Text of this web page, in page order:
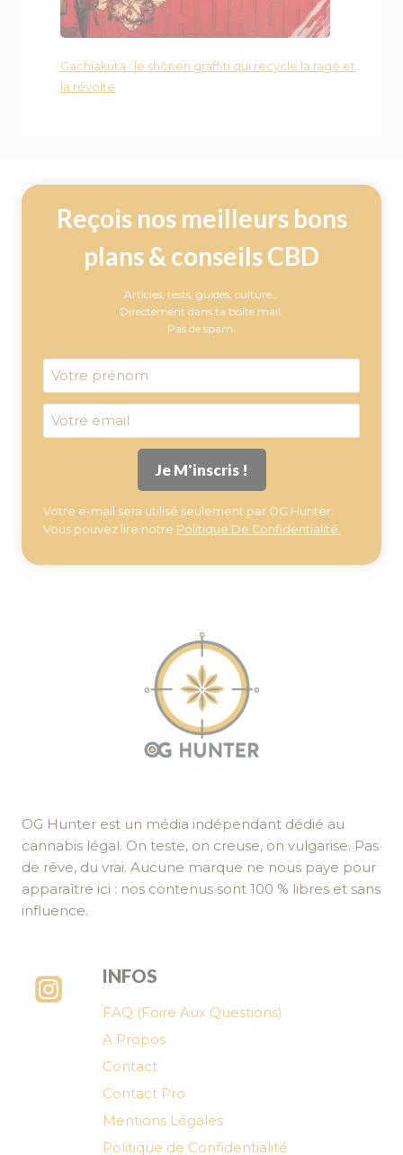
Gachiakuta : le shōnen graffiti qui recycle la rage et
la révolte
Reçois nos meilleurs bons
plans & conseils CBD
Articles, tests, guides, culture…
Directement dans ta boîte mail.
Pas de spam.
Votre e-mail sera utilisé seulement par OG Hunter.
Vous pouvez lire notre Politique De Confidentialité.
OG Hunter est un média indépendant dédié au
cannabis légal. On teste, on creuse, on vulgarise. Pas
de rêve, du vrai. Aucune marque ne nous paye pour
apparaître ici : nos contenus sont 100 % libres et sans
influence.
INFOS
FAQ (Foire Aux Questions)
A Propos
Contact
Contact Pro
Mentions Légales
Politique de Confidentialité